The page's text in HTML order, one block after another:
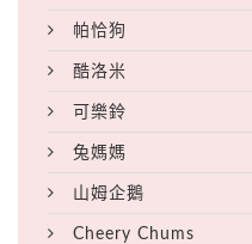
帕恰狗
酷洛米
可樂鈴
兔媽媽
山姆企鵝
Cheery Chums